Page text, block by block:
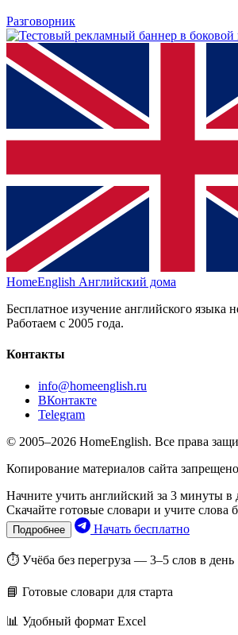
Разговорник
HomeEnglish Английский дома
Бесплатное изучение английского языка
Работаем с 2005 года.
Контакты
info@homeenglish.ru
ВКонтакте
Telegram
© 2005–2026 HomeEnglish. Все права
Копирование материалов сайта
Начните учить английский за 3 минуты в
Скачайте готовые словари и учите слова
Подробнее Начать бесплатно
⏱ Учёба без перегруза — 3–5 слов в день
📘 Готовые словари для старта
📊 Удобный формат Excel